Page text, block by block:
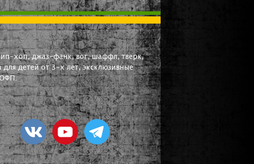
хоп, джаз-фанк, вог, шаффл, тверк,
детей от 3-х лет, эксклюзивные
ОФП.